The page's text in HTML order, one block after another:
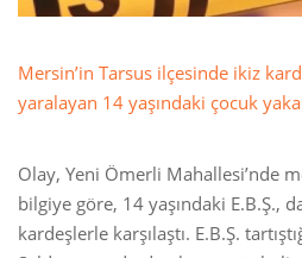
Mersin’in Tarsus ilçesinde ikiz
yaralayan 14 yaşındaki çocuk
Olay, Yeni Ömerli Mahallesi’nde
bilgiye göre, 14 yaşındaki E.B.Ş.,
kardeşlerle karşılaştı. E.B.Ş.